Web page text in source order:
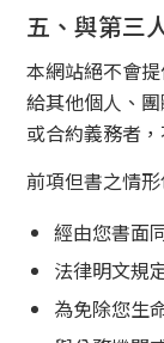
五、與第三
本網站絕不會
給其他個人、
或合約義務者
前項但書之情
經由您書面
法律明文規
為免除您生